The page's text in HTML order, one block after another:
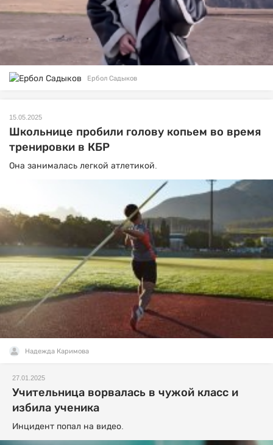
Ербол Садыков
15.05.2025
Школьнице пробили голову копьем во время
тренировки в КБР
Она занималась легкой атлетикой.
Надежда Каримова
27.01.2025
Учительница ворвалась в чужой класс и
избила ученика
Инцидент попал на видео.